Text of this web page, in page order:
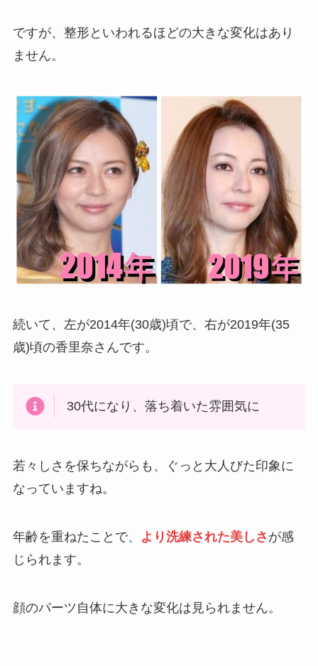
ですが、整形といわれるほどの大きな変化はあり
ません。
続いて、左が2014年(30歳)頃で、右が2019年(35
歳)頃の香里奈さんです。
30代になり、落ち着いた雰囲気に
若々しさを保ちながらも、ぐっと大人びた印象に
なっていますね。
年齢を重ねたことで、 より洗練された美しさ が感
じられます。
顔のパーツ自体に大きな変化は見られません。